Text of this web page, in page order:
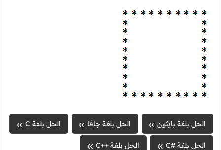
الحل بلغة بايثون الحل بلغة جافا الحل بلغة C
الحل بلغة #C الحل بلغة ++C